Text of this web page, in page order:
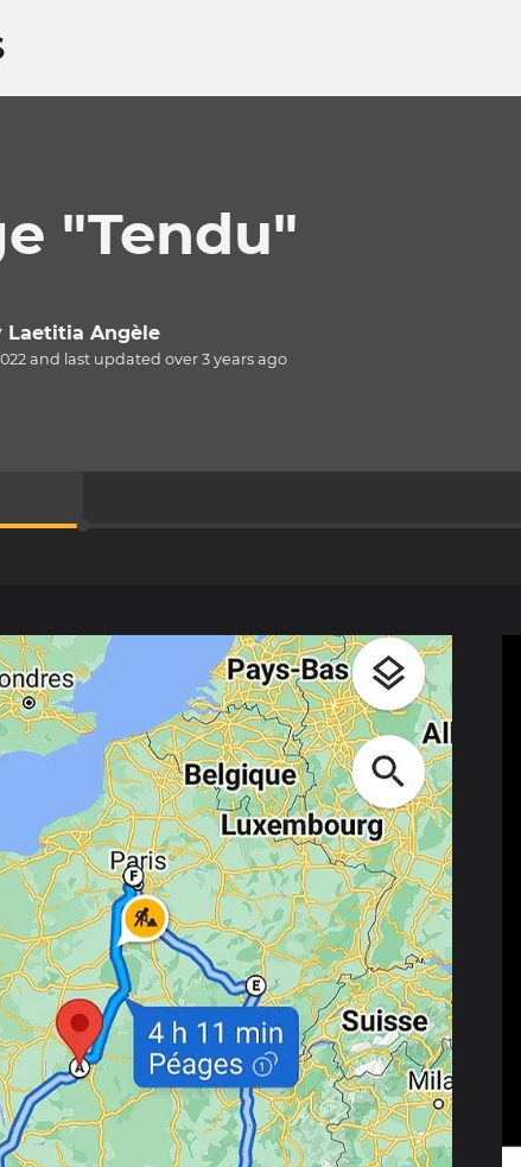
"Tendu"
Laetitia Angèle
and last updated over 3 yearsago